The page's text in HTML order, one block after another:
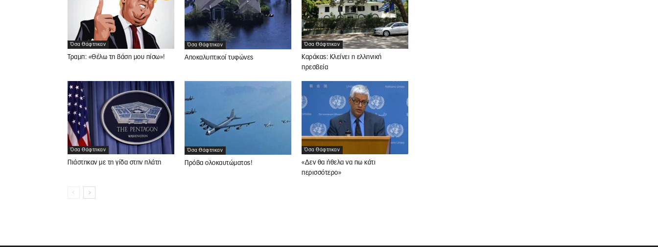
Όσα Θάφτηκαν
Τραμπ: «Θέλω τη βάση μου πίσω»!
Όσα Θάφτηκαν
Αποκαλυπτικοί τυφώνες
Όσα Θάφτηκαν
Καράκας: Κλείνει η ελληνική
πρεσβεία
Όσα Θάφτηκαν
Πιάστηκαν με τη γίδα στην πλάτη
Όσα Θάφτηκαν
Πρόβα ολοκαυτώματος!
Όσα Θάφτηκαν
«Δεν θα ήθελα να πω κάτι
περισσότερο»